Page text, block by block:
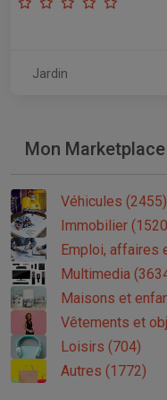
Jardin
Mon Marketplace
Véhicules (2455)
Immobilier
Emploi, affaires
Multimedia
Maisons et
Vêtements et
Loisirs (704)
Autres (1772)